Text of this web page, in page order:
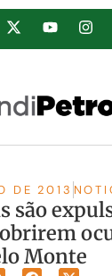
DE 2013
são
Monte